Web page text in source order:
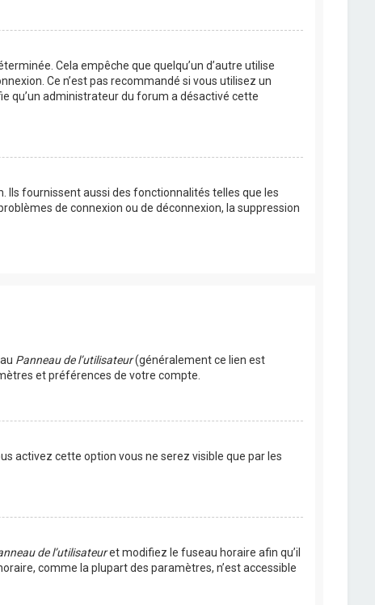
Cela empêche que quelqu’un d’autre utilise
Ce n’est pas recommandé si vous utilisez un
qu’un administrateur du forum a désactivé cette
Ils fournissent aussi des fonctionnalités telles que les
de connexion ou de déconnexion, la suppression
Panneau de l’utilisateur(généralement ce lien est
et préférences de votre compte.
activez cette option vous ne serez visible que par les
de l’utilisateuret modifiez le fuseau horaire afin qu’il
comme la plupart des paramètres, n’est accessible